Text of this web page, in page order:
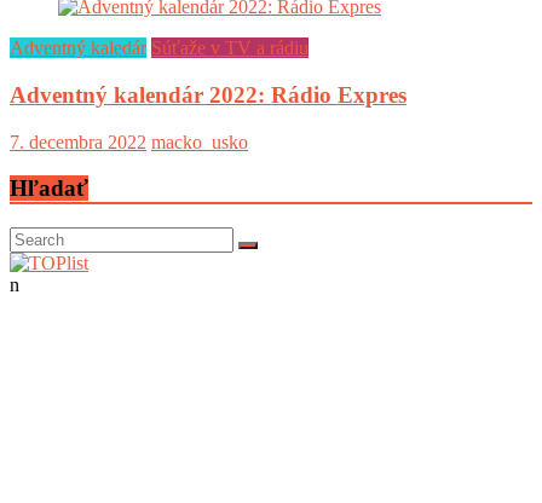
Adventný kaledár Súťaže v TV a rádiu
Adventný kalendár 2022: Rádio Expres
7. decembra 2022 macko_usko
Hľadať
n